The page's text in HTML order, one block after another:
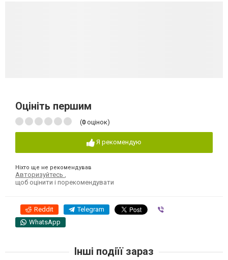
Оцініть першим
(0 оцінок)
Я рекомендую
Ніхто ще не рекомендував
Авторизуйтесь
щоб оцінити і порекомендувати
Reddit Telegram
WhatsApp
Інші подіїї зараз